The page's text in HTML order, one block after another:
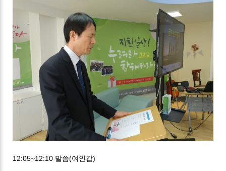
12:05~12:10 말씀(여인갑)